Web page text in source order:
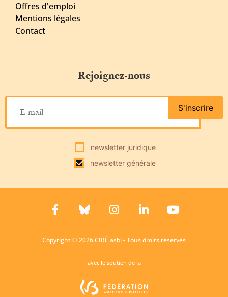
Offres d'emploi
Mentions légales
Contact
Rejoignez-nous
newsletter juridique
newsletter générale
S'inscrire
Copyright © 2026 CIRÉ asbl - Tous droits réservés
avec le soutien de la